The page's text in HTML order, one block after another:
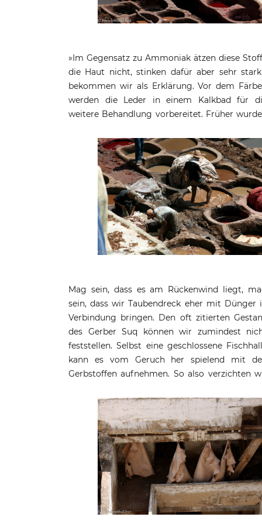
»Im Gegensatz zu Ammoniak ätzen diese
die Haut nicht, stinken dafür aber sehr
bekommen wir als Erklärung. Vor dem
werden die Leder in einem Kalkbad für
weitere Behandlung vorbereitet. Früher
neben Brandkalk und Tierurin
definierbare und giftige Chemikalien
Lederbehandlung benutzt. Die Zeiten
längst vorbei. Hier geht die Gesundheit
Mag sein, dass es am Rückenwind liegt,
sein, dass wir Taubendreck eher mit Dünger
Verbindung bringen. Den oft zitierten
des Gerber Suq können wir zumindest
feststellen. Selbst eine geschlossene
kann es vom Geruch her spielend mit
Gerbstoffen aufnehmen. So also verzichten
darauf, uns die Pfefferminze theatralisch
die Nase zu reiben. Stattdessen beobachten
wie die einzelnen Lederstücke aus den
geholt oder eine ganze Füllung nochmals
Stecken und Füßen umgerührt wird,
andere Arbeiter das Leder auf den